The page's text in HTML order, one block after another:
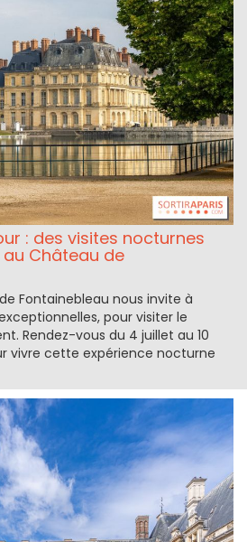
: des visites nocturnes
Château de
Fontainebleau nous invite à
pour visiter le
Rendez-vous du 4 juillet au 10
vivre cette expérience nocturne